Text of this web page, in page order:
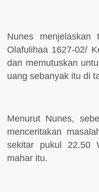
Nunes menjelaskan
Olafulihaa 1627-02/
dan memutuskan
uang sebanyak itu di
Menurut Nunes,
menceritakan
sekitar pukul 22.50
mahar itu.